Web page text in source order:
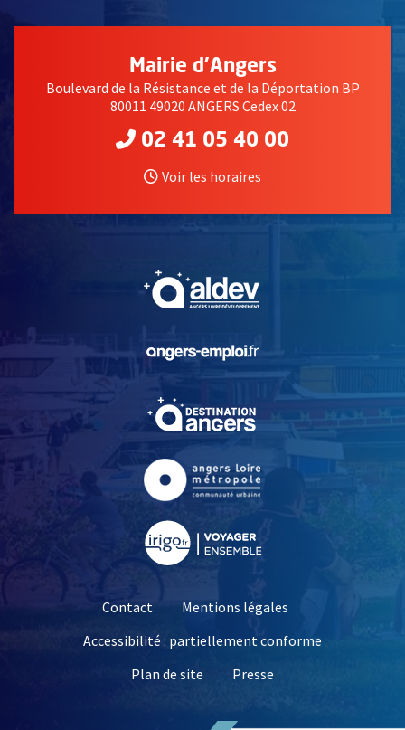
Mairie d'Angers
Boulevard de la Résistance et de la Déportation BP
80011 49020 ANGERS Cedex 02
02 41 05 40 00
Voir les horaires
, Ouvre une nouvelle
, Ouvre une nouvelle
Contact
Mentions légales
Accessibilité : partiellement conforme
Plan de site
Presse